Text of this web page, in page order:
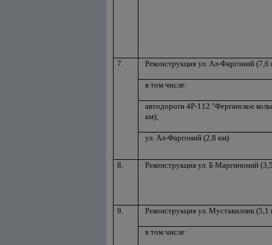
7. Реконструкция ул. Ал-Фаргоний (7,6
в том числе:
автодороги 4Р-112 "Ферганское
км);
ул. Ал-Фаргоний (2,8 км)
8. Реконструкция ул. Б Маргиноний
9. Реконструкция ул. Мустакиллик (5,1
в том числе: